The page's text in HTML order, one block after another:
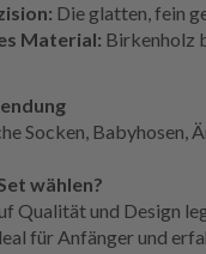
Die glatten, fein
Material: Birkenholz
Socken, Babyhosen,
wählen?
Qualität und Design
für Anfänger und